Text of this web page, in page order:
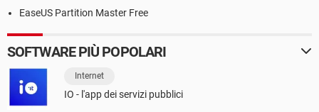
EaseUS Partition Master Free
SOFTWARE PIÙ POPOLARI
Internet
IO - l'app dei servizi pubblici